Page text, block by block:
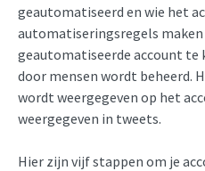
geautomatiseerd en wie het
automatiseringsregels
geautomatiseerde account te
door mensen wordt beheerd.
wordt weergegeven op het
weergegeven in tweets.
Hier zijn vijf stappen om je